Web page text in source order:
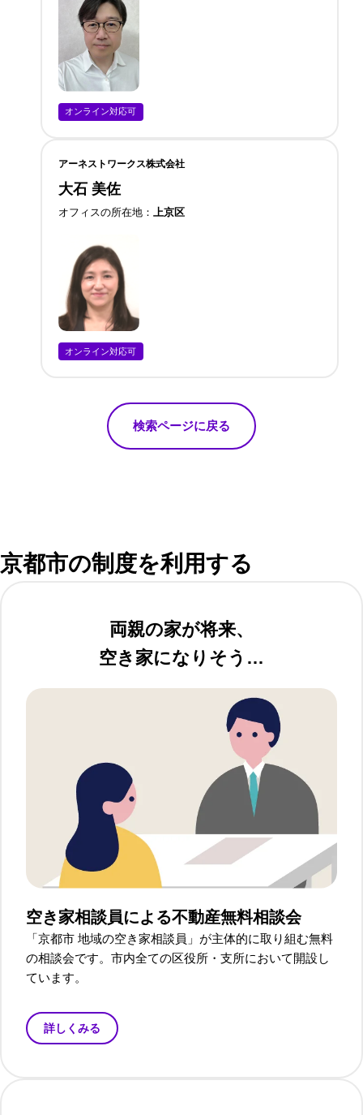
オンライン対応可
アーネストワークス株式会社
大石 美佐
オフィスの所在地 上京区
オンライン対応可
検索ページに戻る
京都市の制度を利用する
両親の家が将来、
空き家になりそう…
空き家相談員による不動産無料相談会
「京都市 地域の空き家相談員」が主体的に取り組む無料
の相談会です。市内全ての区役所・支所において開設し
ています。
詳しくみる